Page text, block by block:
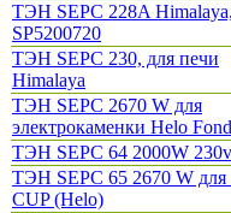
ТЭН SEPC 228A
SP5200720
ТЭН SEPC 230, для печи
Himalaya
ТЭН SEPC 2670 W для
электрокаменки Helo
ТЭН SEPC 64 2000W 230v
ТЭН SEPC 65 2670 W для
CUP (Helo)